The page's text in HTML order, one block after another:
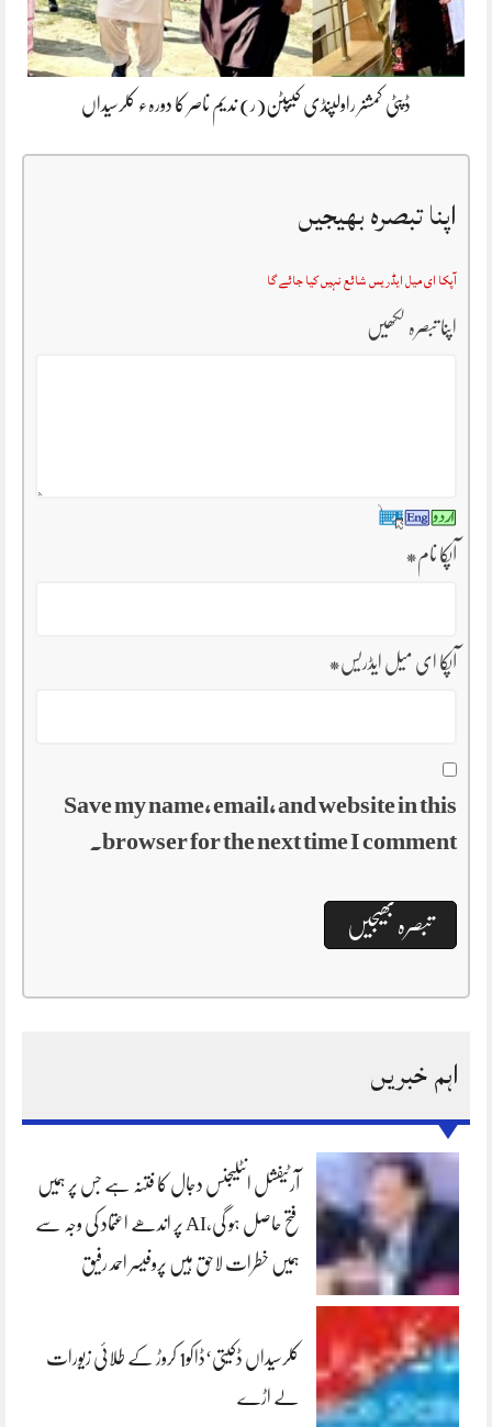
ڈپٹی کمشنر راولپنڈی کیپٹن(ر) ندیم ناصر کا دورہء کلرسیداں
اپنا تبصرہ بھیجیں
آپکا ای میل ایڈریس شائع نہیں کیا جائے گا
اپنا تبصرہ لکھیں
آپکا نام*
آپکا ای میل ایڈریس*
Save my name, email, and website in this
browser for the next time I comment.
اہم خبریں
آرٹیفشل انٹلیجنس دجال کا فتنہ ہے جس پر ہمیں
فتح حاصل ہو گی،AI پر اندھے اعتماد کی وجہ سے
ہمیں خطرات لاحق ہیں پروفیسر احمد رفیق
کلرسیداں ڈکیتی‘ڈاکو1 کروڑ کے طلائی زیورات
لے اڑے